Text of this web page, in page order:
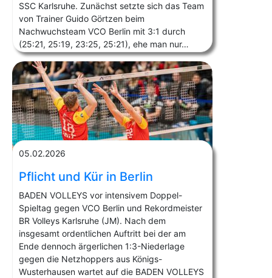
SSC Karlsruhe. Zunächst setzte sich das Team
von Trainer Guido Görtzen beim
Nachwuchsteam VCO Berlin mit 3:1 durch
(25:21, 25:19, 23:25, 25:21), ehe man nur…
05.02.2026
Pflicht und Kür in Berlin
BADEN VOLLEYS vor intensivem Doppel-
Spieltag gegen VCO Berlin und Rekordmeister
BR Volleys Karlsruhe (JM). Nach dem
insgesamt ordentlichen Auftritt bei der am
Ende dennoch ärgerlichen 1:3-Niederlage
gegen die Netzhoppers aus Königs-
Wusterhausen wartet auf die BADEN VOLLEYS